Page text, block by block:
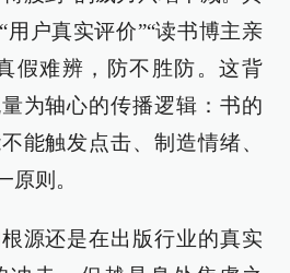
户真实评价”“读书博主亲
假难辨，防不胜防。这背
为轴心的传播逻辑：书的
能触发点击、制造情绪、
原则。
源还是在出版行业的真实